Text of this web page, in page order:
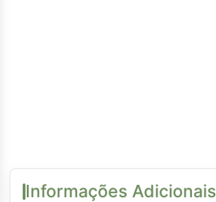
Informações Adicionais